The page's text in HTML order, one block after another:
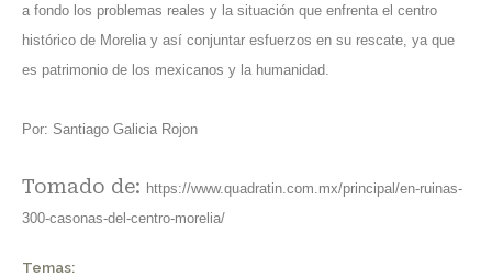
a fondo los problemas reales y la situación que enfrenta el centro
histórico de Morelia y así conjuntar esfuerzos en su rescate, ya que
es patrimonio de los mexicanos y la humanidad.
Por: Santiago Galicia Rojon
Tomado de: https://www.quadratin.com.mx/principal/en-ruinas-
300-casonas-del-centro-morelia/
Temas: